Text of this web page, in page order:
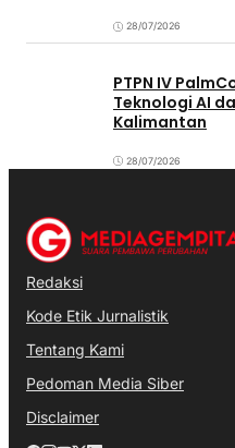
28/07/2026
PTPN IV
Teknologi AI
Kalimantan
28/07/2026
Redaksi
Kode Etik Jurnalistik
Tentang Kami
Pedoman Media Siber
Disclaimer